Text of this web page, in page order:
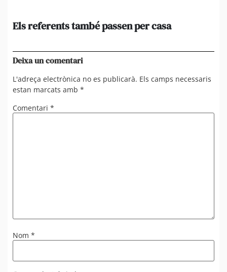
Els referents també passen per casa
Deixa un comentari
L'adreça electrònica no es publicarà. Els camps necessaris
estan marcats amb *
Comentari *
Nom *